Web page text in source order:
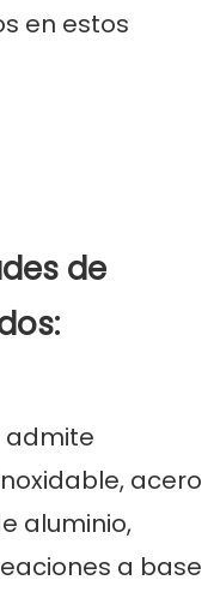
en estos
de
admite
acero
aluminio,
a base